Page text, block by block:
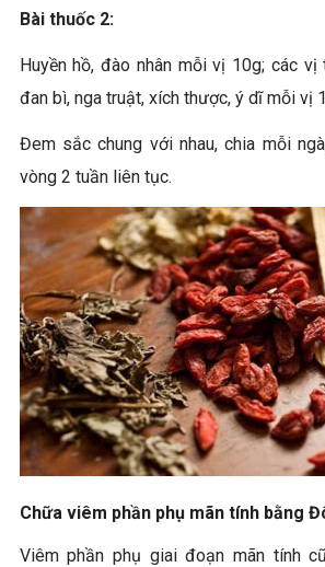
Bài thuốc 2:
Huyền hồ, đào nhân mỗi vị 10g; các vị
đan bì, nga truật, xích thược, ý dĩ mỗi vị
Đem sắc chung với nhau, chia mỗi
vòng 2 tuần liên tục.
Chữa viêm phần phụ mãn tính bằng
Viêm phần phụ giai đoạn mãn tính